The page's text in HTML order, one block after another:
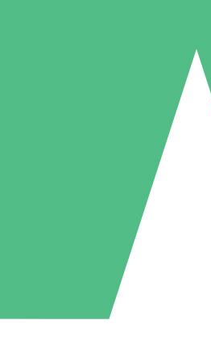
Packs de Crédits
à l'utilisation avec des crédits de
5 Téléchargements
US$